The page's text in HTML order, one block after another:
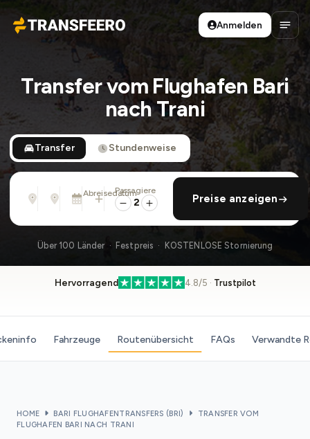
Transfeero
Anmelden
Transfer vom Flughafen Bari
nach Trani
Transfer Stundenweise
Von
Adresse, Flughafen, Hotel, ...
Nach
Adresse, Flughafen, Hotel, ...
Abreisedatum
So., 9. Aug. · 01:45 PM
rückfahrt hinzufügen
Passagiere
2 Preise anzeigen
Über 100 Länder · Festpreis · KOSTENLOSE Stornierung
Hervorragend 4.8/5 · Trustpilot
Fahrzeuge Routenübersicht FAQs Verwandte
HOME BARI FLUGHAFENTRANSFERS (BRI)
TRANSFER VOM
FLUGHAFEN BARI NACH TRANI